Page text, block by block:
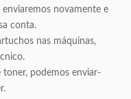
novamente e
conta.
nas máquinas,
toner, podemos enviar-